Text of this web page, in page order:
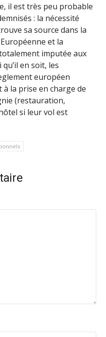
il est très peu probable
: la nécessité
sa source dans la
et la
imputée aux
en soit, les
européen
la prise en charge de
(restauration,
si leur vol est